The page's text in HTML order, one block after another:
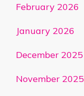
February 2026
January 2026
December 2025
November 2025